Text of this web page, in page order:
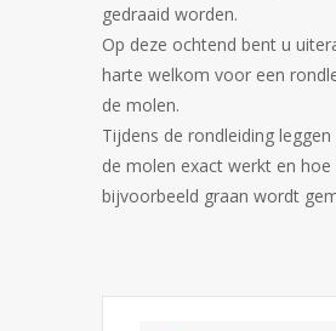
gedraaid worden.
Op deze ochtend bent u
harte welkom voor een
de molen.
Tijdens de rondleiding
de molen exact werkt en hoe
bijvoorbeeld graan wordt